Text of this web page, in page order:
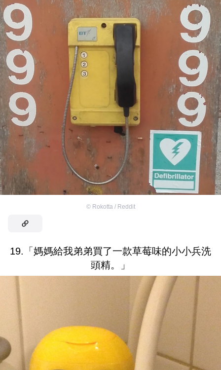
© Rokotta / Reddit
19.「媽媽給我弟弟買了一款草莓味的小小兵洗
頭精。」